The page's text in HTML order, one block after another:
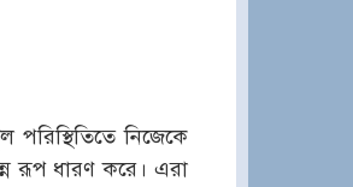
নিজেকে
রূপ ধারণ করে। এরা